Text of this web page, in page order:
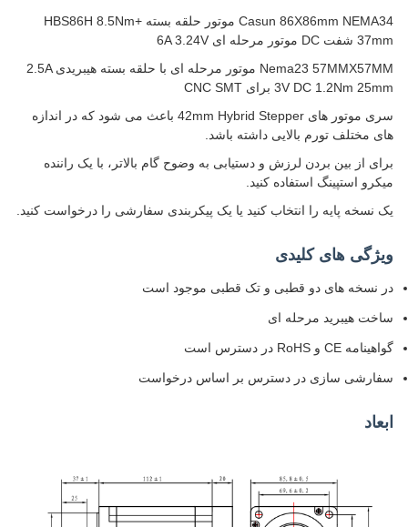
Casun 86X86mm NEMA34 موتور حلقه بسته +HBS86H 8.5Nm
37mm شفت DC موتور مرحله ای 6A 3.24V
Nema23 57MMX57MM موتور مرحله ای با حلقه بسته هیبریدی 2.5A
3V DC 1.2Nm 25mm برای CNC SMT
سری موتور های 42mm Hybrid Stepper باعث می شود که در اندازه
های مختلف تورم بالایی داشته باشد.
برای از بین بردن لرزش و دستیابی به وضوح گام بالاتر، با یک راننده
میکرو استپینگ استفاده کنید.
یک نسخه پایه را انتخاب کنید یا یک پیکربندی سفارشی را درخواست کنید.
ویژگی های کلیدی
در نسخه های دو قطبی و تک قطبی موجود است
ساخت هیبرید مرحله ای
گواهینامه CE و RoHS در دسترس است
سفارشی سازی در دسترس بر اساس درخواست
ابعاد